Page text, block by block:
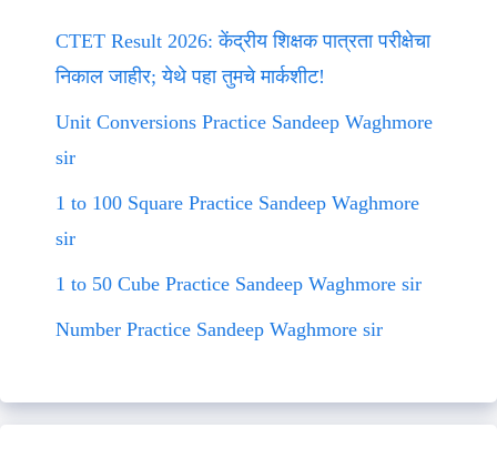
CTET Result 2026: केंद्रीय शिक्षक पात्रता परीक्षेचा
निकाल जाहीर; येथे पहा तुमचे मार्कशीट!
Unit Conversions Practice Sandeep Waghmore
sir
1 to 100 Square Practice Sandeep Waghmore
sir
1 to 50 Cube Practice Sandeep Waghmore sir
Number Practice Sandeep Waghmore sir